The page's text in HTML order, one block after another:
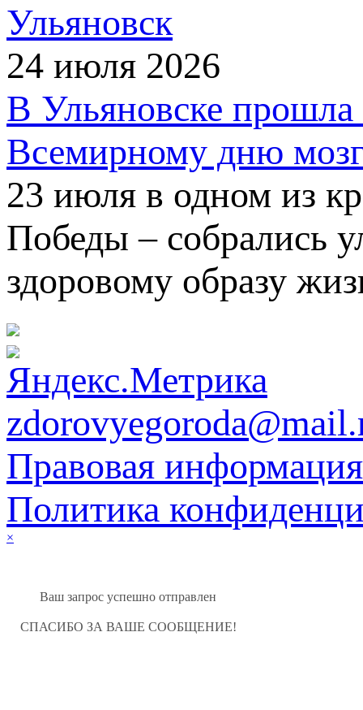
Ульяновск
24 июля 2026
В Ульяновске прошла
Всемирному дню
23 июля в одном из
Победы – собрались
здоровому образу
Правовая информация
Политика
×
Ваш запрос успешно отправлен
СПАСИБО ЗА ВАШЕ СООБЩЕНИЕ!